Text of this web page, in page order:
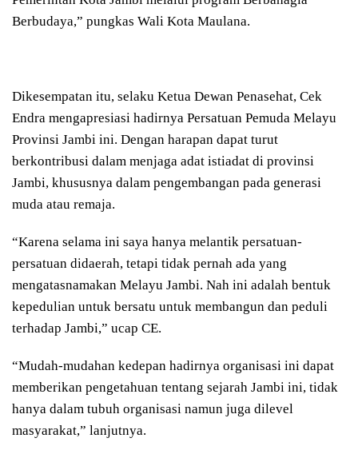
Berbudaya,” pungkas Wali Kota Maulana.
Dikesempatan itu, selaku Ketua Dewan Penasehat, Cek
Endra mengapresiasi hadirnya Persatuan Pemuda Melayu
Provinsi Jambi ini. Dengan harapan dapat turut
berkontribusi dalam menjaga adat istiadat di provinsi
Jambi, khususnya dalam pengembangan pada generasi
muda atau remaja.
“Karena selama ini saya hanya melantik persatuan-
persatuan didaerah, tetapi tidak pernah ada yang
mengatasnamakan Melayu Jambi. Nah ini adalah bentuk
kepedulian untuk bersatu untuk membangun dan peduli
terhadap Jambi,” ucap CE.
“Mudah-mudahan kedepan hadirnya organisasi ini dapat
memberikan pengetahuan tentang sejarah Jambi ini, tidak
hanya dalam tubuh organisasi namun juga dilevel
masyarakat,” lanjutnya.